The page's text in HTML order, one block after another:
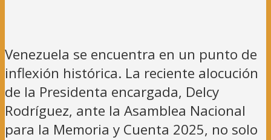
Venezuela se encuentra en un punto de
inflexión histórica. La reciente alocución
de la Presidenta encargada, Delcy
Rodríguez, ante la Asamblea Nacional
para la Memoria y Cuenta 2025, no solo